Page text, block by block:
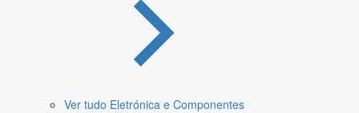
Ver tudo Eletrónica e Componentes